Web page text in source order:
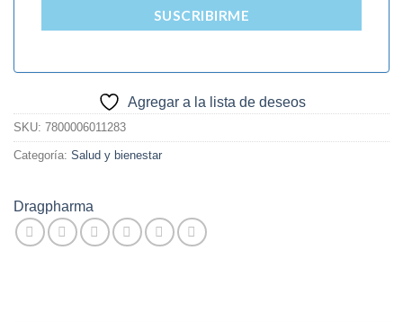
SUSCRIBIRME
Agregar a la lista de deseos
SKU: 7800006011283
Categoría: Salud y bienestar
Dragpharma